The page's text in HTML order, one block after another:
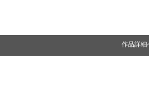
作品詳細